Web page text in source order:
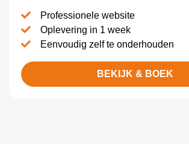
Professionele website
Oplevering in 1 week
Eenvoudig zelf te onderhouden
BEKIJK & BOEK